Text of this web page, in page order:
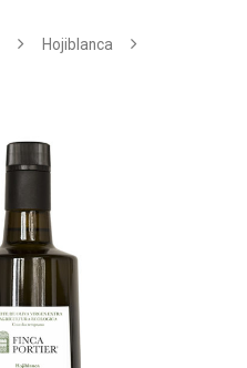
Hojiblanca